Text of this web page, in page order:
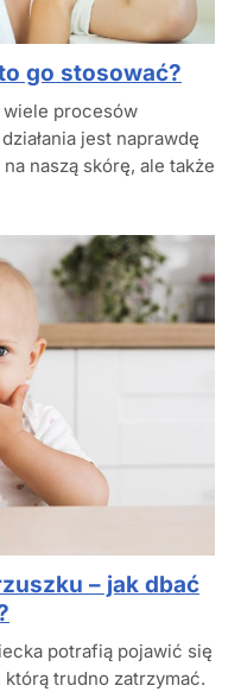
go stosować?
wiele procesów
jest naprawdę
naszą skórę, ale także
– jak dbać
potrafią pojawić się
którą trudno zatrzymać.